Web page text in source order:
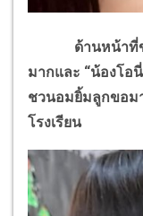
ด้านหน้าที่ของ
มากและ “น้องโอ
ชวนอมยิ้มลูกขอม
โรงเรียน